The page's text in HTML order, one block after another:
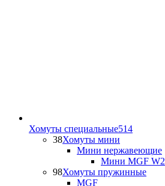
Хомуты специальные514
38Хомуты мини
Мини нержавеющие
Мини MGF W2
98Хомуты пружинные
MGF